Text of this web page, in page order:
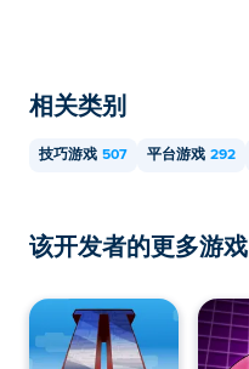
相关类别
技巧游戏 507 平台游戏 292
该开发者的更多游戏